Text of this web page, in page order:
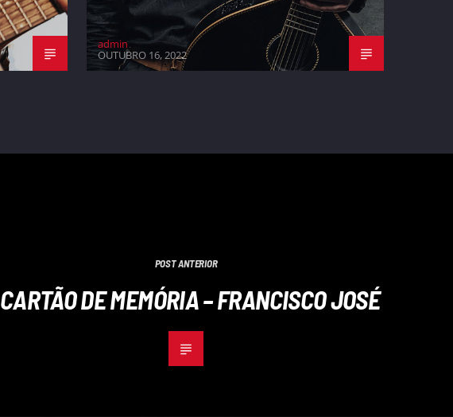
admin
OUTUBRO 16, 2022
POST ANTERIOR
CARTÃO DE MEMÓRIA – FRANCISCO JOSÉ